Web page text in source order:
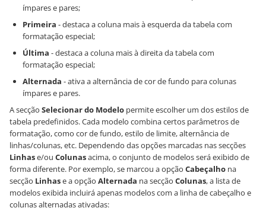
ímpares e pares;
Primeira - destaca a coluna mais à esquerda da tabela com
formatação especial;
Última - destaca a coluna mais à direita da tabela com
formatação especial;
Alternada - ativa a alternância de cor de fundo para colunas
ímpares e pares.
A secção Selecionar do Modelo permite escolher um dos estilos de
tabela predefinidos. Cada modelo combina certos parâmetros de
formatação, como cor de fundo, estilo de limite, alternância de
linhas/colunas, etc. Dependendo das opções marcadas nas secções
Linhase/ou Colunasacima, o conjunto de modelos será exibido de
forma diferente. Por exemplo, se marcou a opção Cabeçalho na
secção Linhase a opção Alternada na secção Colunas, a lista de
modelos exibida incluirá apenas modelos com a linha de cabeçalho e
colunas alternadas ativadas: